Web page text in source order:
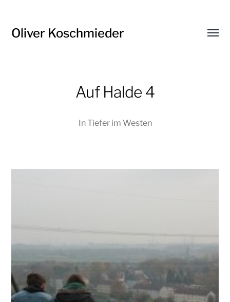
Oliver Koschmieder
Menü
Auf Halde 4
InTiefer im Westen